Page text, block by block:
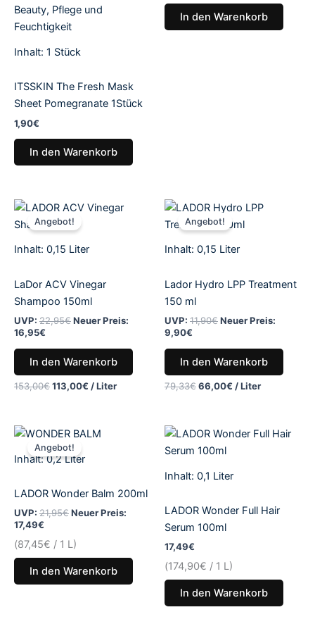
Inhalt: 1 Stück
ITSSKIN The Fresh Mask
Sheet Pomegranate 1Stück
1,90€
In den Warenkorb
In den Warenkorb
Inhalt: 0,15 Liter
Angebot!
LaDor ACV Vinegar
Shampoo 150ml
UVP: 22,95€
Ursprünglicher
Preis
war:
Neuer Preis:
16,95€
Aktueller
Preis
ist:
In den Warenkorb
153,00€113,00€ /Liter
Inhalt: 0,15 Liter
Angebot!
Lador Hydro LPP Treatment
150 ml
UVP: 11,90€
Ursprünglicher
Preis
war:
Neuer Preis:
9,90€
Aktueller
Preis
ist:
In den Warenkorb
79,33€66,00€ /Liter
Inhalt: 0,2Liter
Angebot!
LADOR Wonder Balm 200ml
UVP: 21,95€
Ursprünglicher
Preis
war:
21,95€
Neuer Preis:
17,49€
Aktueller
Preis
ist:
17,49€.
(87,45€ / 1 L)
In den Warenkorb
Inhalt: 0,1 Liter
LADOR Wonder Full Hair
Serum 100ml
17,49€
(174,90€ / 1 L)
In den Warenkorb